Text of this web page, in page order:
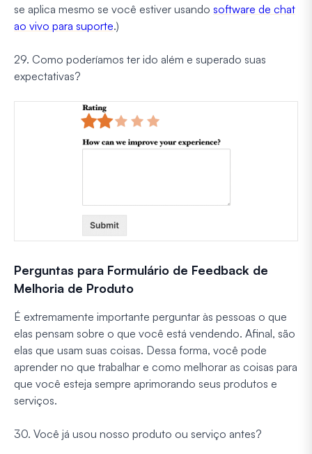
se aplica mesmo se você estiver usando software de chat
ao vivo para suporte.)
29. Como poderíamos ter ido além e superado suas
expectativas?
Perguntas para Formulário de Feedback de
Melhoria de Produto
É extremamente importante perguntar às pessoas o que
elas pensam sobre o que você está vendendo. Afinal, são
elas que usam suas coisas. Dessa forma, você pode
aprender no que trabalhar e como melhorar as coisas para
que você esteja sempre aprimorando seus produtos e
serviços.
30. Você já usou nosso produto ou serviço antes?